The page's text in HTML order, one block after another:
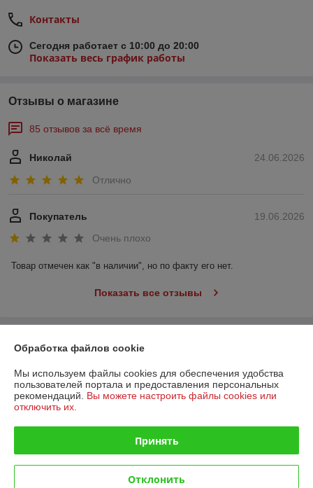
Контакты
Сегодня работает с 10:00 до 20:00
Показать весь график работы
Отзывы о магазине
85 отзывов за всё время
24.06.2026
Николай
Отлично
19.06.2026
Покупатель
Очень плохо
Товар отмечен как "в наличии", но по факту его нет.
Показать все отзывы
Контакты
Доставка и оплата
Обработка файлов cookie
Мы используем файлы cookies для обеспечения удобства
пользователей портала и предоставления персональных
рекомендаций. Вы можете настроить файлы cookies или
отключить их.
Принять
Отклонить